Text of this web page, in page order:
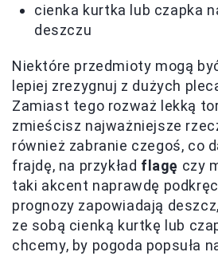
cienka kurtka lub czapka
deszczu
Niektóre przedmioty mogą
lepiej zrezygnuj z dużych
Zamiast tego rozważ lekką
zmieścisz najważniejsze
również zabranie czegoś, co
frajdę, na przykład flagę czy
taki akcent naprawdę
prognozy zapowiadają
ze sobą cienką kurtkę lub
chcemy, by pogoda popsuła